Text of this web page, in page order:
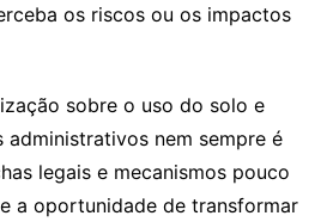
os riscos ou os impactos
sobre o uso do solo e
administrativos nem sempre é
legais e mecanismos pouco
a oportunidade de transformar